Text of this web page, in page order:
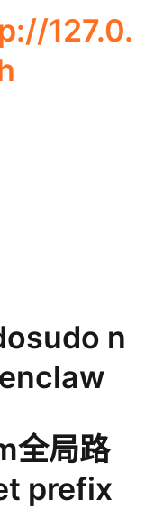
127.0.
n
全局路
prefix